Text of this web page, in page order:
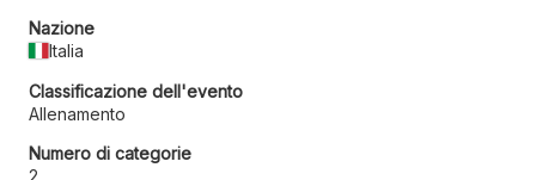
Nazione
Italia
Classificazione dell'evento
Allenamento
Numero di categorie
2